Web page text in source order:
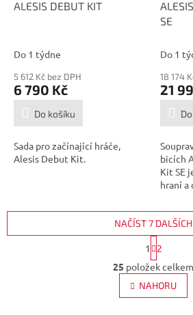
ALESIS DEBUT KIT
Do 1 týdne
5 612 Kč bez DPH
6 790 Kč
Do košíku
Sada pro začínající hráče,
Alesis Debut Kit.
SE
Do 1
18 174
21
bicích
Kit SE
hraní a
O
v
l
á
NAČÍST 7 DALŠÍCH
t
r
á
n
k
1
2
25 položek celkem
NAHORU